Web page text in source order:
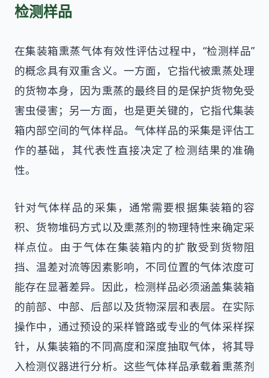
检测样品
在集装箱熏蒸气体有效性评估过程中，“检测样品”
的概念具有双重含义。一方面，它指代被熏蒸处理
的货物本身，因为熏蒸的最终目的是保护货物免受
害虫侵害；另一方面，也是更关键的，它指代集装
箱内部空间的气体样品。气体样品的采集是评估工
作的基础，其代表性直接决定了检测结果的准确
性。
针对气体样品的采集，通常需要根据集装箱的容
积、货物堆码方式以及熏蒸剂的物理特性来确定采
样点位。由于气体在集装箱内的扩散受到货物阻
挡、温差对流等因素影响，不同位置的气体浓度可
能存在显著差异。因此，检测样品必须涵盖集装箱
的前部、中部、后部以及货物深层和表层。在实际
操作中，通过预设的采样管路或专业的气体采样探
针，从集装箱的不同高度和深度抽取气体，将其导
入检测仪器进行分析。这些气体样品承载着熏蒸剂